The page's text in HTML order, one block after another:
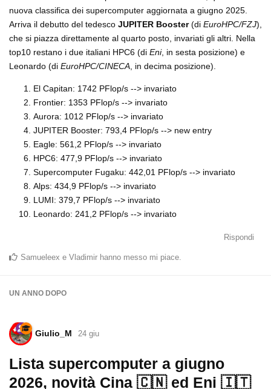
nuova classifica dei supercomputer aggiornata a giugno 2025.
Arriva il debutto del tedesco JUPITER Booster(di EuroHPC/FZJ),
che si piazza direttamente al quarto posto, invariati gli altri. Nella
top10 restano i due italiani HPC6 (di Eni, in sesta posizione) e
Leonardo (di EuroHPC/CINECA, in decima posizione).
El Capitan: 1742 PFlop/s --> invariato
Frontier: 1353 PFlop/s --> invariato
Aurora: 1012 PFlop/s --> invariato
JUPITER Booster: 793,4 PFlop/s --> new entry
Eagle: 561,2 PFlop/s --> invariato
HPC6: 477,9 PFlop/s --> invariato
Supercomputer Fugaku: 442,01 PFlop/s --> invariato
Alps: 434,9 PFlop/s --> invariato
LUMI: 379,7 PFlop/s --> invariato
Leonardo: 241,2 PFlop/s --> invariato
Rispondi
Samueleex e Vladimir hanno messo mi piace.
UN ANNO DOPO
Giulio_M 24 giu
Lista supercomputer a giugno
2026, novità Cina 🇨🇳 ed Eni 🇮🇹